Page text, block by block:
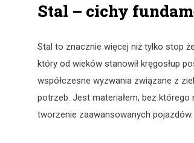
Stal – cichy
Stal to znacznie więcej niż tylko stop
który od wieków stanowił kręgosłup
współczesne wyzwania związane z
potrzeb. Jest materiałem, bez
tworzenie zaawansowanych pojazdów.